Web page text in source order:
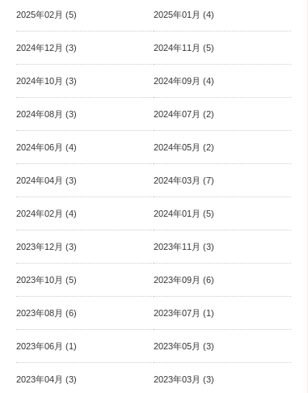
2025年02月 (5) 2025年01月 (4)
2024年12月 (3) 2024年11月 (5)
2024年10月 (3) 2024年09月 (4)
2024年08月 (3) 2024年07月 (2)
2024年06月 (4) 2024年05月 (2)
2024年04月 (3) 2024年03月 (7)
2024年02月 (4) 2024年01月 (5)
2023年12月 (3) 2023年11月 (3)
2023年10月 (5) 2023年09月 (6)
2023年08月 (6) 2023年07月 (1)
2023年06月 (1) 2023年05月 (3)
2023年04月 (3) 2023年03月 (3)